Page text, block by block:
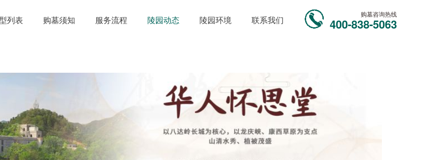
列表 购墓须知 服务流程 陵园动态 陵园环境 联系我们
购墓咨询热线
400-838-5063